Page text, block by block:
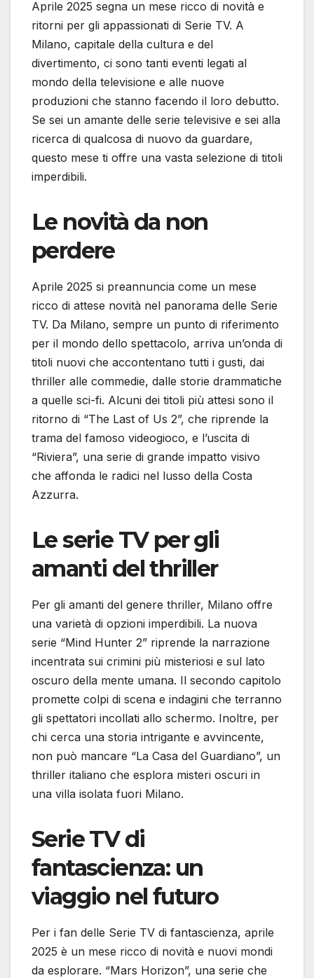
Aprile 2025 segna un mese ricco di novità e
ritorni per gli appassionati di Serie TV. A
Milano, capitale della cultura e del
divertimento, ci sono tanti eventi legati al
mondo della televisione e alle nuove
produzioni che stanno facendo il loro debutto.
Se sei un amante delle serie televisive e sei alla
ricerca di qualcosa di nuovo da guardare,
questo mese ti offre una vasta selezione di titoli
imperdibili.
Le novità da non
perdere
Aprile 2025 si preannuncia come un mese
ricco di attese novità nel panorama delle Serie
TV. Da Milano, sempre un punto di riferimento
per il mondo dello spettacolo, arriva un’onda di
titoli nuovi che accontentano tutti i gusti, dai
thriller alle commedie, dalle storie drammatiche
a quelle sci-fi. Alcuni dei titoli più attesi sono il
ritorno di “The Last of Us 2”, che riprende la
trama del famoso videogioco, e l’uscita di
“Riviera”, una serie di grande impatto visivo
che affonda le radici nel lusso della Costa
Azzurra.
Le serie TV per gli
amanti del thriller
Per gli amanti del genere thriller, Milano offre
una varietà di opzioni imperdibili. La nuova
serie “Mind Hunter 2” riprende la narrazione
incentrata sui crimini più misteriosi e sul lato
oscuro della mente umana. Il secondo capitolo
promette colpi di scena e indagini che terranno
gli spettatori incollati allo schermo. Inoltre, per
chi cerca una storia intrigante e avvincente,
non può mancare “La Casa del Guardiano”, un
thriller italiano che esplora misteri oscuri in
una villa isolata fuori Milano.
Serie TV di
fantascienza: un
viaggio nel futuro
Per i fan delle Serie TV di fantascienza, aprile
2025 è un mese ricco di novità e nuovi mondi
da esplorare. “Mars Horizon”, una serie che